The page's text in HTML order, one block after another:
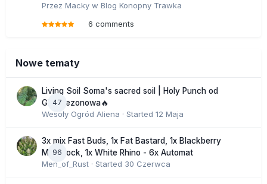
Przez Macky w Blog Konopny Trawka
6 comments
Nowe tematy
47
Living Soil Soma's sacred soil | Holy Punch od
GHS sezonowa🔥
Wesoły Ogród Aliena · Started 12 Maja
96
3x mix Fast Buds, 1x Fat Bastard, 1x Blackberry
Moonrock, 1x White Rhino - 6x Automat
Men_of_Rust · Started 30 Czerwca